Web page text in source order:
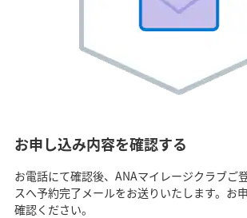
お申し込み内容を確認する
お電話にて確認後、ANAマイレージクラブご
スへ予約完了メールをお送りいたします。お
確認ください。